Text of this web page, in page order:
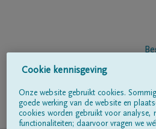
Volg ons op
Cookie kennisgeving
Onze website gebruikt cookies.
goede werking van de website en
cookies worden gebruikt voor analyse,
functionaliteiten; daarvoor vragen we